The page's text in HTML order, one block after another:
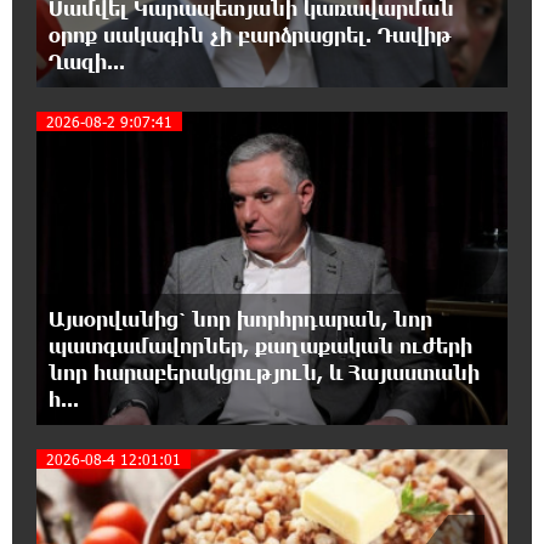
15:33:02 8-08-2026
Ինչպես է ՔՊ-ն «հարգում» ժողովրդի քվեն.
15:21:17 8-08-2026
Ընդդիմությունը պետք է օր առաջ
համախմբվի այս ծանր իրավիճակից դուրս
գալու համար. Արմեն Մանվելյան
15:07:43 8-08-2026
Դուք ու ձեր անտաղանդ շոուները ոչ ավելին
են, քան անհաջող ու չստացված դերասանի
թատրոն. Աննա Կոստանյան
14:58:53 8-08-2026
Միայն հանրային մեծ աջակցության
պարագայում ընդդիմությունը կկարողանա
օրակարգ թելադրել. Արեգ Սավգուլյան
Սամվել Կարապետյանի կառավարման
օրոք սակագին չի բարձրացրել. Դավիթ
Ղազի...
2026-08-2 9:07:41
Այսօրվանից՝ նոր խորհրդարան, նոր
պատգամավորներ, քաղաքական ուժերի
նոր հարաբերակցություն, և Հայաստանի
հ...
3
2026-08-4 12:01:01